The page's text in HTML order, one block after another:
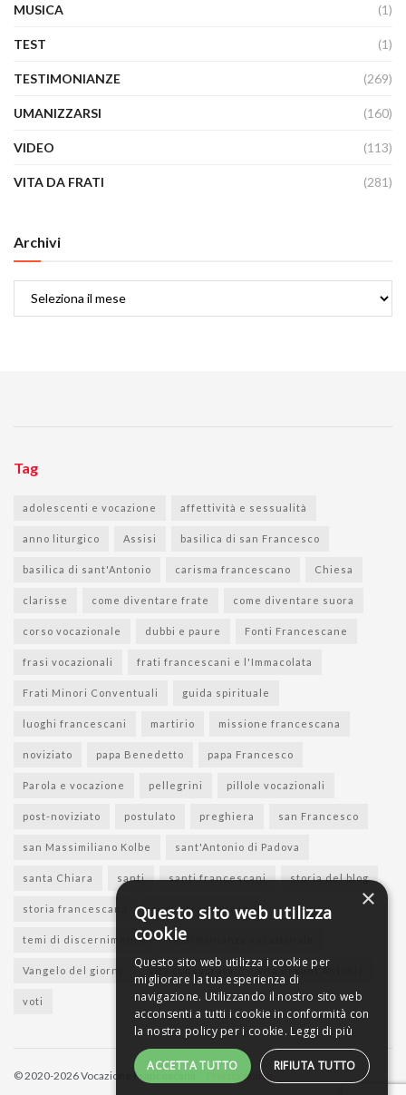
MUSICA (1)
TEST (1)
TESTIMONIANZE (269)
UMANIZZARSI (160)
VIDEO (113)
VITA DA FRATI (281)
Archivi
Tag
adolescenti e vocazione affettività e sessualità
anno liturgico Assisi basilica di san Francesco
basilica di sant'Antonio carisma francescano Chiesa
clarisse come diventare frate come diventare suora
corso vocazionale dubbi e paure Fonti Francescane
frasi vocazionali frati francescani e l'Immacolata
Frati Minori Conventuali guida spirituale
luoghi francescani martirio missione francescana
noviziato papa Benedetto papa Francesco
Parola e vocazione pellegrini pillole vocazionali
post-noviziato postulato preghiera san Francesco
san Massimiliano Kolbe sant'Antonio di Padova
santa Chiara santi santi francescani storia del blog
storia francescana suore francescane
temi di discernimento testimonianza vocazionale
Vangelo del giorno vita consacrata vita di sant'Antonio
voti
© 2020-2026 Vocazione Francescana - Privacy policy
×
Questo sito web utilizza
cookie
Questo sito web utilizza i cookie per
migliorare la tua esperienza di
navigazione. Utilizzando il nostro sito web
acconsenti a tutti i cookie in conformità con
la nostra policy per i cookie. Leggi di più
ACCETTA TUTTO RIFIUTA TUTTO